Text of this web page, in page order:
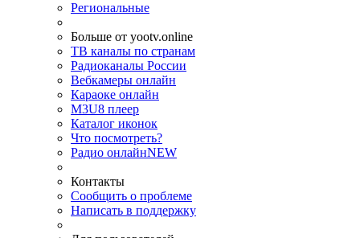
Региональные
Больше от yootv.online
ТВ каналы по странам
Радиоканалы России
Вебкамеры онлайн
Караоке онлайн
M3U8 плеер
Каталог иконок
Что посмотреть?
Радио онлайнNEW
Контакты
Сообщить о проблеме
Написать в поддержку